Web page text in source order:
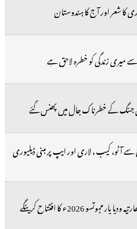
کا شعر اور آج کا ہندوستان
میری زندگی کو خطرہ لاحق ہے
کے خطرناک جال میں پھنس گئے
سے آٹو، کیب ، لاری اور ایپ پر مبنی ڈیلیوری
مہوتسو 2026ء کا افتتاح کرینگے